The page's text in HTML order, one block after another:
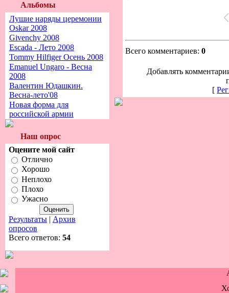
Альбомы
Лушие наряды церемонии
Oskar 2008
Givenchy 2008
Escada - Лето 2008
Tommy Hilfiger Осень 2008
Emanuel Ungaro - Весна
2008
Валентин Юдашкин.
Весна-лето'08
Новая форма для
российской армии
Наш опрос
Оцените мой сайт
Отлично
Хорошо
Неплохо
Плохо
Ужасно
Результаты| Архив
опросов
Всего ответов: 54
Всего комментариев: 0
Добавлять
[